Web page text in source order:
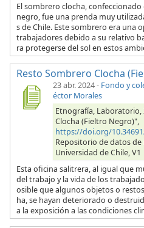
El sombrero clocha,
negro, fue una prenda muy
s de Chile. Este sombrero era una
trabajadores debido a su relativo
ra protegerse del sol en estos
Resto Sombrero Clocha
23 abr. 2024- Fondo y
éctor Morales
Etnografía, Laboratorio,
Clocha (Fieltro Negro)",
https://doi.org/
Repositorio de datos de
Universidad de Chile, V1
Esta oficina salitrera, al igual que
del trabajo y la vida de los
osible que algunos objetos o
ha, se hayan deteriorado o
a la exposición a las condiciones